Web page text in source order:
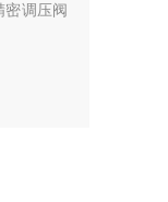
密调压阀